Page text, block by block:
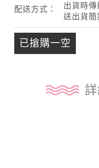
配送方式：
出貨時
送出貨簡
已搶購一空